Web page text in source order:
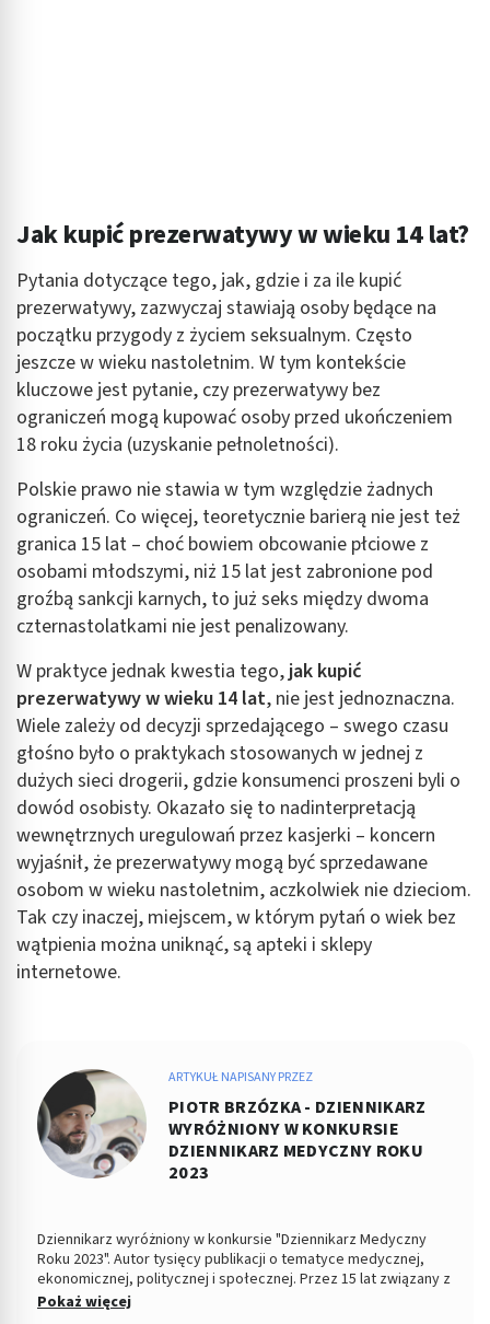
Jak kupić prezerwatywy w wieku 14 lat?
Pytania dotyczące tego, jak, gdzie i za ile kupić
prezerwatywy, zazwyczaj stawiają osoby będące na
początku przygody z życiem seksualnym. Często
jeszcze w wieku nastoletnim. W tym kontekście
kluczowe jest pytanie, czy prezerwatywy bez
ograniczeń mogą kupować osoby przed ukończeniem
18 roku życia (uzyskanie pełnoletności).
Polskie prawo nie stawia w tym względzie żadnych
ograniczeń. Co więcej, teoretycznie barierą nie jest też
granica 15 lat – choć bowiem obcowanie płciowe z
osobami młodszymi, niż 15 lat jest zabronione pod
groźbą sankcji karnych, to już seks między dwoma
czternastolatkami nie jest penalizowany.
W praktyce jednak kwestia tego,jak kupić
prezerwatywy w wieku 14 lat, nie jest jednoznaczna.
Wiele zależy od decyzji sprzedającego – swego czasu
głośno było o praktykach stosowanych w jednej z
dużych sieci drogerii, gdzie konsumenci proszeni byli o
dowód osobisty. Okazało się to nadinterpretacją
wewnętrznych uregulowań przez kasjerki – koncern
wyjaśnił, że prezerwatywy mogą być sprzedawane
osobom w wieku nastoletnim, aczkolwiek nie dzieciom.
Tak czy inaczej, miejscem, w którym pytań o wiek bez
wątpienia można uniknąć, są apteki i sklepy
internetowe.
ARTYKUŁ NAPISANY PRZEZ
PIOTR BRZÓZKA - DZIENNIKARZ
WYRÓŻNIONY W KONKURSIE
DZIENNIKARZ MEDYCZNY ROKU
2023
Dziennikarz wyróżniony w konkursie "Dziennikarz Medyczny
Roku 2023". Autor tysięcy publikacji o tematyce medycznej,
ekonomicznej, politycznej i społecznej. Przez 15 lat związany z
Dziennikiem Łódzkim i Polska TheTimes. Z wykształcenia
Pokaż więcej